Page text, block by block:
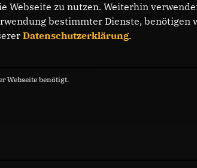
Webseite zu nutzen. Weiterhin
bestimmter Dienste,
Datenschutzerklärung.
Webseite benötigt.